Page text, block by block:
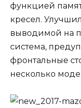
функцией
кресел.
выводимой на
система,
фронтальные
несколько